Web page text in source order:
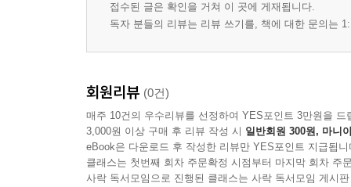
접수된 글은 확인을 거쳐 이 곳에 게재됩니다.
독자 분들의 리뷰는 리뷰 쓰기를, 책에 대한 문의는
회원리뷰 (0건)
매주 10건의 우수리뷰를 선정하여 YES포인트 3만원을 드
3,000원 이상 구매 후 리뷰 작성 시 일반회원 300원, 마니
eBook은 다운로드 후 작성한 리뷰만 YES포인트 지급됩니
클래스는 첫번째 회차 주문확정 시점부터 마지막 회차 주
사락 독서모임으로 진행된 클래스는 사락 독서모임 게시